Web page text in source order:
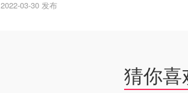
2022-03-30 发布
猜你喜